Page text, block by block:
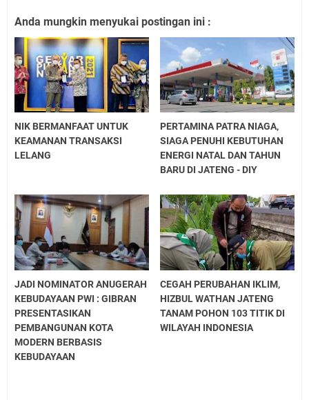
Anda mungkin menyukai postingan ini :
NIK BERMANFAAT UNTUK
KEAMANAN TRANSAKSI
LELANG
PERTAMINA PATRA NIAGA,
SIAGA PENUHI KEBUTUHAN
ENERGI NATAL DAN TAHUN
BARU DI JATENG - DIY
JADI NOMINATOR ANUGERAH
KEBUDAYAAN PWI : GIBRAN
PRESENTASIKAN
PEMBANGUNAN KOTA
MODERN BERBASIS
KEBUDAYAAN
CEGAH PERUBAHAN IKLIM,
HIZBUL WATHAN JATENG
TANAM POHON 103 TITIK DI
WILAYAH INDONESIA